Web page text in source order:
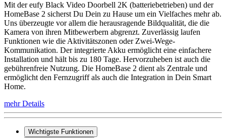
Mit der eufy Black Video Doorbell 2K (batteriebetrieben) und der
HomeBase 2 sicherst Du Dein zu Hause um ein Vielfaches mehr ab.
Uns überzeugte vor allem die herausragende Bildqualität, die die
Kamera von ihren Mitbewerbern abgrenzt. Zuverlässig laufen
Funktionen wie die Aktivitätszonen oder Zwei-Wege-
Kommunikation. Der integrierte Akku ermöglicht eine einfachere
Installation und hält bis zu 180 Tage. Hervorzuheben ist auch die
gebührenfreie Nutzung. Die HomeBase 2 dient als Zentrale und
ermöglicht den Fernzugriff als auch die Integration in Dein Smart
Home.
mehr Details
Wichtigste Funktionen